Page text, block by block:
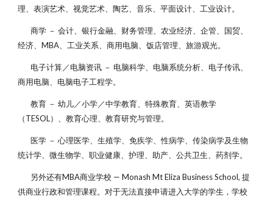
理、表演艺术、视觉艺术、陶艺、音乐、平面设计、工业设计。
商学 － 会计、银行金融、财务管理、农业经济、企管、国贸、
经济、MBA、工业关系、商用电脑、饭店管理、旅游观光。
电子计算／电脑资讯 － 电脑科学、电脑系统分析、电子传讯、
商用电脑、电脑电子工程学。
教育 － 幼儿／小学／中学教育、特殊教育、英语教学
（TESOL）、教育心理、教育研究与管理。
医学 － 心理医学、生殖学、免疾学、性病学、传染病学及生物
统计学、微生物学、职业健康、护理、助产、公共卫生、药剂学。
另外还有MBA商业学校 — Monash Mt Eliza Business School, 提
供商业行政和管理课程。对于无法直接申请进入大学的学生，学校